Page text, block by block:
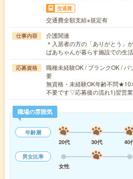
交通費
交通費全額支給※規定有
仕事内容
介護関連
＊入居者の方の「ありがとう」
ばあちゃんが暮らす施設での生
応募資格
職種未経験OK / ブランクOK / パ
要
無資格・未経験OK年齢不問
不要です▽応募後の流れ1)翌営
職場の雰囲気
年齢層
20代
30代 40
男女比率
女性